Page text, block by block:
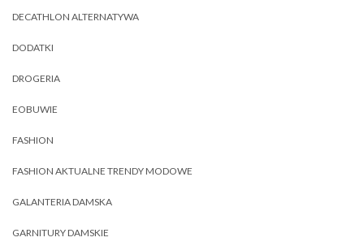
DECATHLON ALTERNATYWA
DODATKI
DROGERIA
EOBUWIE
FASHION
FASHION AKTUALNE TRENDY MODOWE
GALANTERIA DAMSKA
GARNITURY DAMSKIE